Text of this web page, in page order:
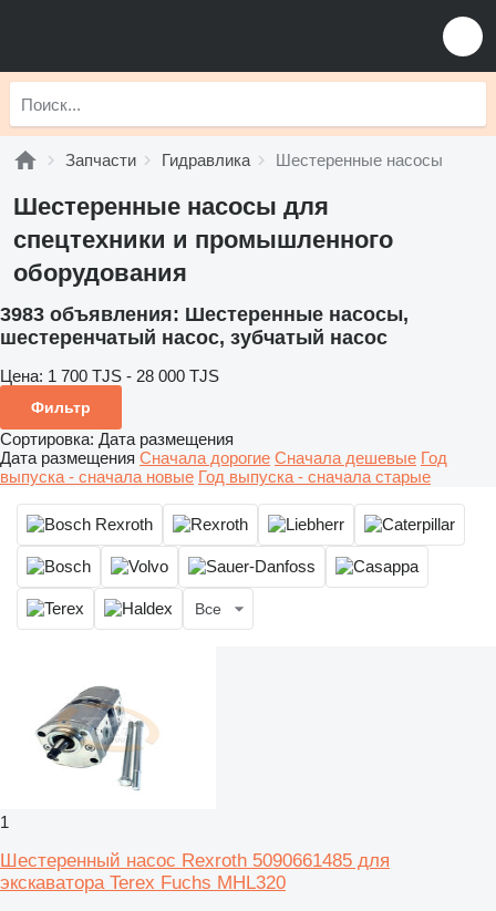
Запчасти Гидравлика Шестеренные насосы
Шестеренные насосы для
спецтехники и промышленного
оборудования
3983 объявления: Шестеренные насосы,
шестеренчатый насос, зубчатый насос
Цена: 1 700 TJS - 28 000 TJS
Фильтр
Сортировка: Дата размещения
Дата размещения Сначала дорогие Сначала дешевые Год
выпуска - сначала новые Год выпуска - сначала старые
Все
1
Шестеренный насос Rexroth 5090661485 для
экскаватора Terex Fuchs MHL320